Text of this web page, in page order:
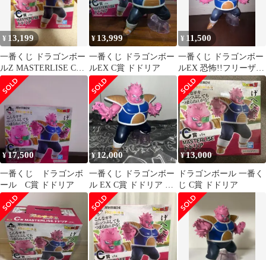
¥ 13,199
一番くじ ドラゴンボー
ルZ MASTERLISE C賞
ドドリア 未開封
¥ 13,999
一番くじ ドラゴンボー
ルEX C賞 ドドリア
¥ 11,500
一番くじ ドラゴンボー
ルEX 恐怖!!フリーザ軍
C賞 ドドリア
¥17,500
一番くじ ドラゴンボ
ール C賞 ドドリア
¥12,000
一番くじ ドラゴンボー
ル EX C賞 ドドリア フ
ィギュア
¥13,000
ドラゴンボール 一番く
じ C賞 ドドリア